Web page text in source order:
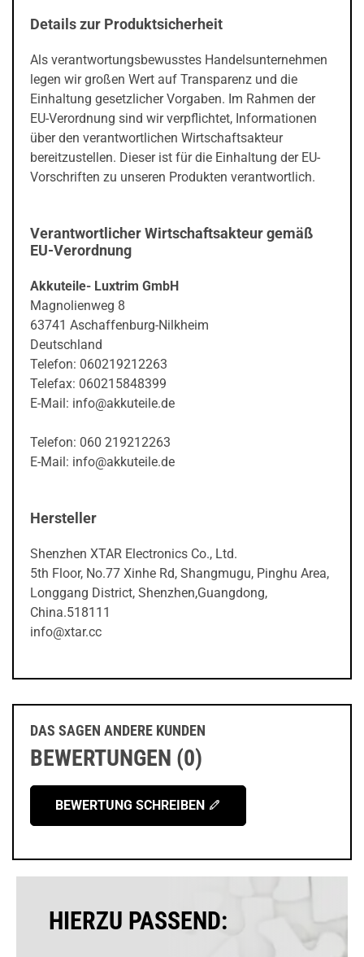
Details zur Produktsicherheit
Als verantwortungsbewusstes Handelsunternehmen
legen wir großen Wert auf Transparenz und die
Einhaltung gesetzlicher Vorgaben. Im Rahmen der
EU-Verordnung sind wir verpflichtet, Informationen
über den verantwortlichen Wirtschaftsakteur
bereitzustellen. Dieser ist für die Einhaltung der EU-
Vorschriften zu unseren Produkten verantwortlich.
Verantwortlicher Wirtschaftsakteur gemäß
EU-Verordnung
Akkuteile- Luxtrim GmbH
Magnolienweg 8
63741 Aschaffenburg-Nilkheim
Deutschland
Telefon: 060219212263
Telefax: 060215848399
E-Mail: info@akkuteile.de
Telefon: 060 219212263
E-Mail: info@akkuteile.de
Hersteller
Shenzhen XTAR Electronics Co., Ltd.
5th Floor, No.77 Xinhe Rd, Shangmugu, Pinghu Area,
Longgang District, Shenzhen,Guangdong,
China.518111
info@xtar.cc
DAS SAGEN ANDERE KUNDEN
BEWERTUNGEN (0)
BEWERTUNG SCHREIBEN
HIERZU PASSEND: